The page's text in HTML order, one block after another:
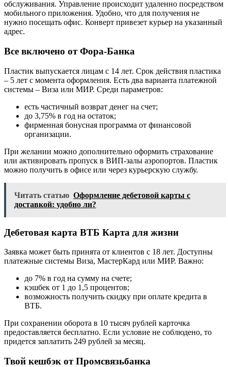
обслуживания. Управление происходит удаленно посредством
мобильного приложения. Удобно, что для получения не
нужно посещать офис. Конверт привезет курьер на указанный
адрес.
Все включено от Фора-Банка
Пластик выпускается лицам с 14 лет. Срок действия пластика
– 5 лет с момента оформления. Есть два варианта платежной
системы – Виза или МИР. Среди параметров:
есть частичный возврат денег на счет;
до 3,75% в год на остаток;
фирменная бонусная программа от финансовой
организации.
При желании можно дополнительно оформить страхование
или активировать пропуск в ВИП-залы аэропортов. Пластик
можно получить в офисе или через курьерскую службу.
Читать статью Оформление дебетовой карты с
доставкой: удобно ли?
Дебетовая карта ВТБ Карта для жизни
Заявка может быть принята от клиентов с 18 лет. Доступны
платежные системы Виза, МастерКард или МИР. Важно:
до 7% в год на сумму на счете;
кэшбек от 1 до 1,5 процентов;
возможность получить скидку при оплате кредита в
ВТБ.
При сохранении оборота в 10 тысяч рублей карточка
предоставляется бесплатно. Если условие не соблюдено, то
придется заплатить 249 рублей за месяц.
Твой кешбэк от Промсвязьбанка